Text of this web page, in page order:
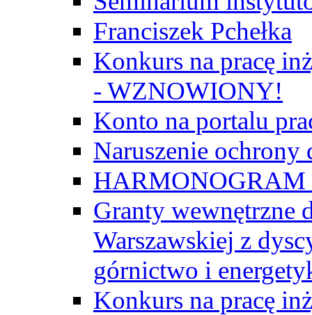
Franciszek Pchełka
Konkurs na pracę
- WZNOWIONY!
Konto na portalu
Naruszenie ochrony
Granty wewnętrzne
Warszawskiej z
górnictwo i
Konkurs na pracę